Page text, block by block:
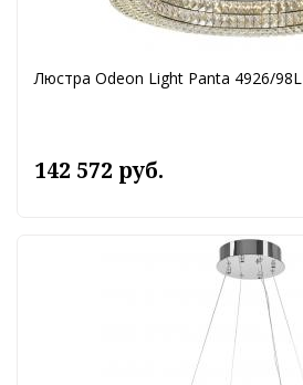
Люстра Odeon Light Panta 4926/98L
142 572 руб.